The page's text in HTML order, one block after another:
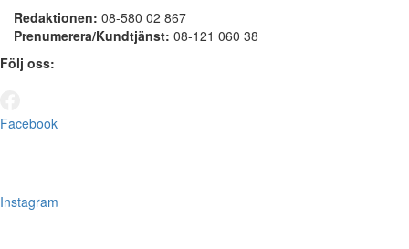
Redaktionen: 08-580 02 867
Prenumerera/Kundtjänst: 08-121 060 38
Följ oss:
Facebook
Instagram